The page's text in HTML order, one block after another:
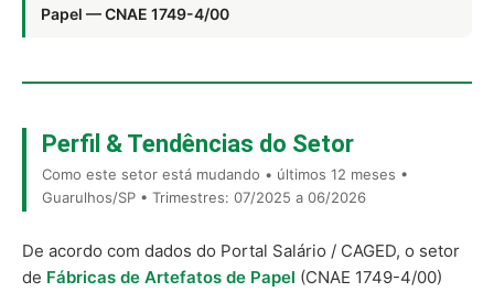
Papel — CNAE 1749-4/00
Perfil & Tendências do Setor
Como este setor está mudando • últimos 12 meses •
Guarulhos/SP • Trimestres: 07/2025 a 06/2026
De acordo com dados do Portal Salário / CAGED, o setor
de Fábricas de Artefatos de Papel (CNAE 1749-4/00)